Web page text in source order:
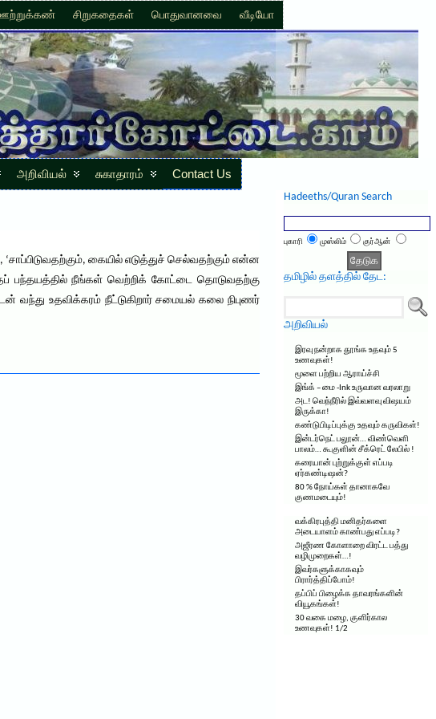
சிறுகதைகள் பொதுவானவை வீடியோ
அறிவியல் சுகாதாரம் Contact Us
கையில் எடுத்துச் செல்வதற்கும் என்ன
பந்தயத்தில் நீங்கள் வெற்றிக் கோட்டை தொடுவதற்கு
வந்து உதவிக்கரம் நீட்டுகிறார் சமையல் கலை நிபுணர்
Hadeeths/Quran Search
புகாரி முஸ்லிம் குர்ஆன்
தமிழில் தளத்தில் தேட:
அறிவியல்
இரவு நன்றாக தூங்க உதவும் 5
உணவுகள்!
மூளை பற்றிய ஆராய்ச்சி
இங்க் – மை -Ink உருவான வரலாறு
அட! வெந்நீரில் இவ்வளவு விஷயம்
இருக்கா!
கண்டுபிடிப்புக்கு உதவும் கருவிகள்!
இன்டர்நெட் பலூன்… விண்வெளி
பாலம்… கூகுளின் சீக்ரெட் லேபில் !
கரையான் புற்றுக்குள் எப்படி
ஏர்கண்டிஷன்?
80 % நோய்கள் தானாகவே
குணமடையும்!
வக்கிரபுத்தி மனிதர்களை
அடையாளம் காண்பது எப்படி?
அஜீரண கோளாறை விரட்ட பத்து
வழிமுறைகள்…!
இவர்களுக்காகவும்
பிரார்த்திப்போம்!
தப்பிப் பிழைக்க தாவரங்களின்
வியூகங்கள்!
30 வகை மழை, குளிர்கால
உணவுகள்! 1/2